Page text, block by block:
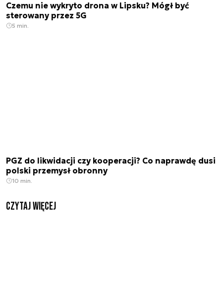
Czemu nie wykryto drona w Lipsku? Mógł być
sterowany przez 5G
5 min.
PGZ do likwidacji czy kooperacji? Co naprawdę dusi
polski przemysł obronny
10 min.
czytaj więcej